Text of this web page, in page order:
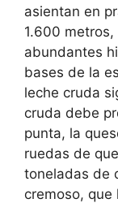
asientan en
1.600
abundantes
bases de la
leche cruda
cruda debe
punta, la
ruedas de
toneladas de
cremoso, que